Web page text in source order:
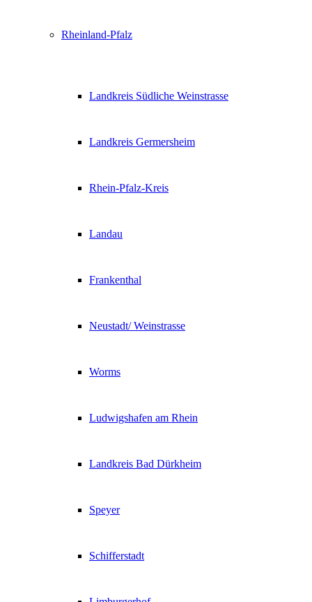
Rheinland-Pfalz
Landkreis Südliche Weinstrasse
Landkreis Germersheim
Rhein-Pfalz-Kreis
Landau
Frankenthal
Neustadt/ Weinstrasse
Worms
Ludwigshafen am Rhein
Landkreis Bad Dürkheim
Speyer
Schifferstadt